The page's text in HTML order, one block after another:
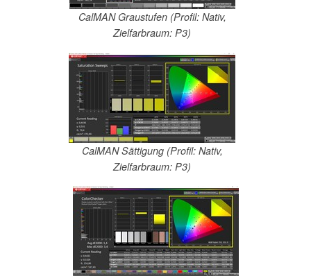
CalMAN Graustufen (Profil: Nativ,
Zielfarbraum: P3)
CalMAN Sättigung (Profil: Nativ,
Zielfarbraum: P3)